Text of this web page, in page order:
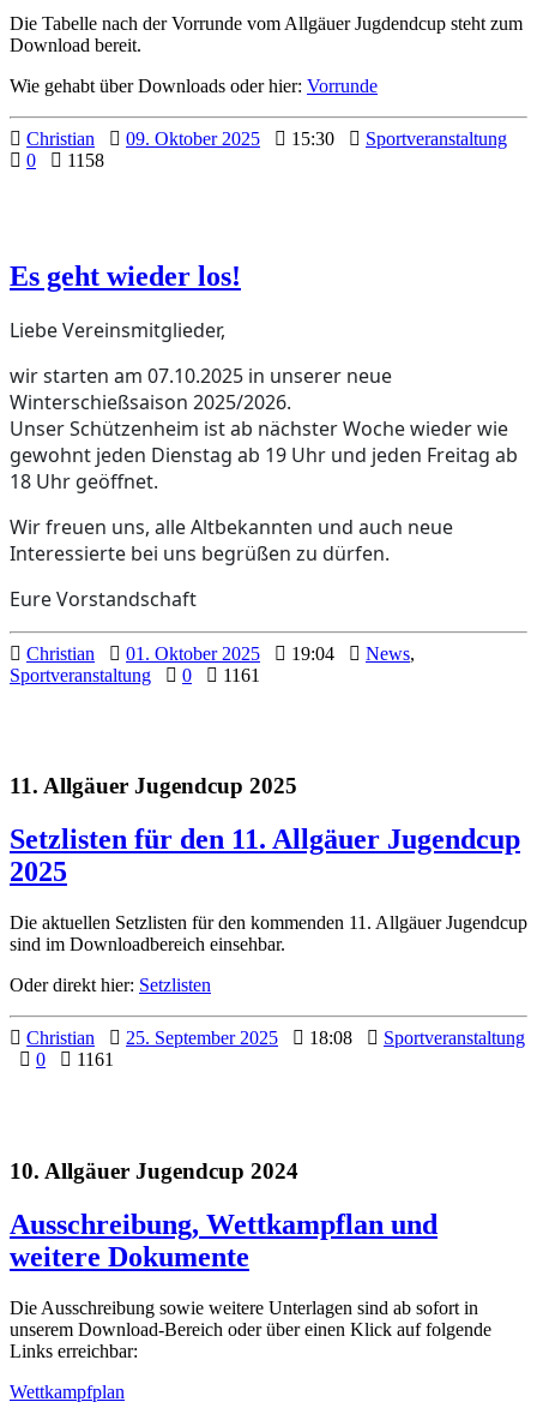
Die Tabelle nach der Vorrunde vom Allgäuer Jugdendcup steht zum
Download bereit.
Wie gehabt über Downloads oder hier: Vorrunde
Christian 09. Oktober 2025 15:30
Sportveranstaltung
0
1158
Es geht wieder los!
Liebe Vereinsmitglieder,
wir starten am 07.10.2025 in unserer neue
Winterschießsaison 2025/2026.
Unser Schützenheim ist ab nächster Woche wieder wie
gewohnt jeden Dienstag ab 19 Uhr und jeden Freitag ab
18 Uhr geöffnet.
Wir freuen uns, alle Altbekannten und auch neue
Interessierte bei uns begrüßen zu dürfen.
Eure Vorstandschaft
Christian 01. Oktober 2025 19:04 News,
Sportveranstaltung
0 1161
11. Allgäuer Jugendcup 2025
Setzlisten für den 11. Allgäuer Jugendcup
2025
Die aktuellen Setzlisten für den kommenden 11. Allgäuer Jugendcup
sind im Downloadbereich einsehbar.
Oder direkt hier: Setzlisten
Christian 25. September 2025 18:08
Sportveranstaltung
0
1161
10. Allgäuer Jugendcup 2024
Ausschreibung, Wettkampflan und
weitere Dokumente
Die Ausschreibung sowie weitere Unterlagen sind ab sofort in
unserem Download-Bereich oder über einen Klick auf folgende
Links erreichbar:
Wettkampfplan